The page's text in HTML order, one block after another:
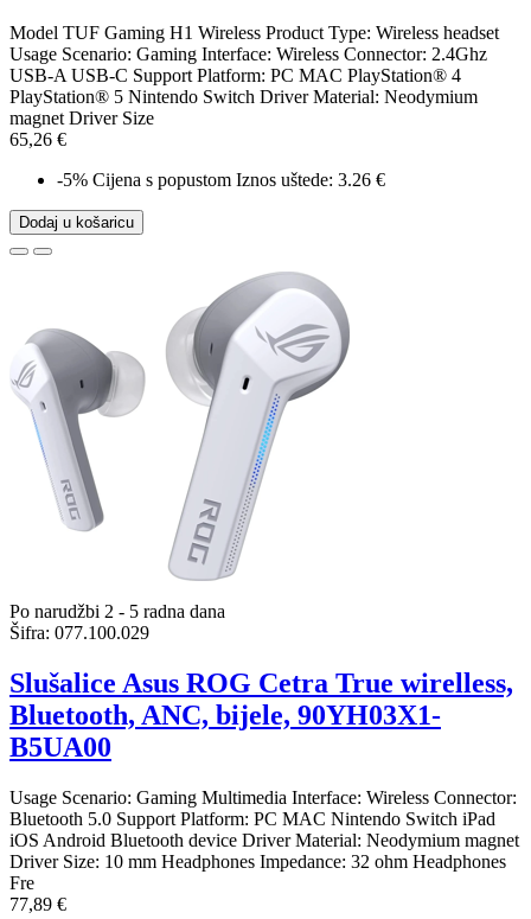
Model TUF Gaming H1 Wireless Product Type: Wireless headset
Usage Scenario: Gaming Interface: Wireless Connector: 2.4Ghz
USB-A USB-C Support Platform: PC MAC PlayStation® 4
PlayStation® 5 Nintendo Switch Driver Material: Neodymium
magnet Driver Size
65,26 €
-5% Cijena s popustom Iznos uštede: 3.26 €
Dodaj u košaricu
Po narudžbi 2 - 5 radna dana
Šifra: 077.100.029
Slušalice Asus ROG Cetra True wirelless,
Bluetooth, ANC, bijele, 90YH03X1-
B5UA00
Usage Scenario: Gaming Multimedia Interface: Wireless Connector:
Bluetooth 5.0 Support Platform: PC MAC Nintendo Switch iPad
iOS Android Bluetooth device Driver Material: Neodymium magnet
Driver Size: 10 mm Headphones Impedance: 32 ohm Headphones
Fre
77,89 €